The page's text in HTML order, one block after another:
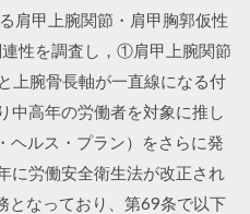
肩甲上腕関節・肩甲胸郭仮性
性を調査し，①肩甲上腕関節
上腕骨長軸が一直線になる付
高年の労働者を対象に推し
ヘルス・プラン）をさらに発
に労働安全衛生法が改正され
となっており、第69条で以下